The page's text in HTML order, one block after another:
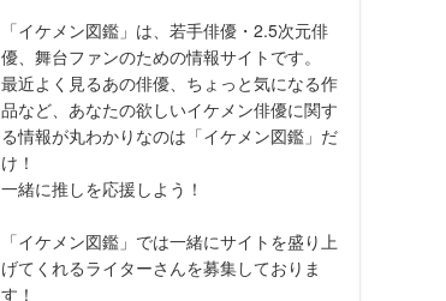
「イケメン図鑑」は、若手俳優・2.5次元俳
優、舞台ファンのための情報サイトです。
最近よく見るあの俳優、ちょっと気になる作
品など、あなたの欲しいイケメン俳優に関す
る情報が丸わかりなのは「イケメン図鑑」だ
け！
一緒に推しを応援しよう！
「イケメン図鑑」では一緒にサイトを盛り上
げてくれるライターさんを募集しておりま
す！